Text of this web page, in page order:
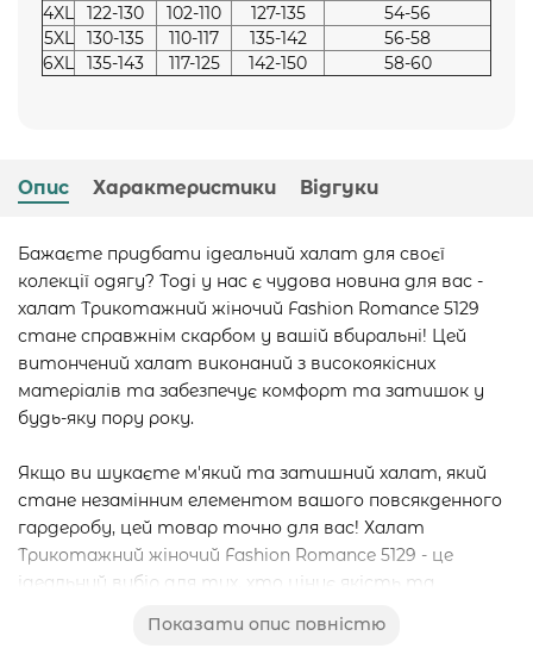
4XL
122-130 102-110 127-135
54-56
5XL
130-135 110-117 135-142
56-58
6XL
135-143 117-125 142-150 58-60
Опис Характеристики Відгуки
Бажаєте придбати ідеальний халат для своєї
колекції одягу? Тоді у нас є чудова новина для вас -
халат Трикотажний жіночий Fashion Romance 5129
стане справжнім скарбом у вашій вбиральні! Цей
витончений халат виконаний з високоякісних
матеріалів та забезпечує комфорт та затишок у
будь-яку пору року.
Якщо ви шукаєте м'який та затишний халат, який
стане незамінним елементом вашого повсякденного
гардеробу, цей товар точно для вас! Халат
Трикотажний жіночий Fashion Romance 5129 - це
ідеальний вибір для тих, хто цінує якість та
Показати опис повністю